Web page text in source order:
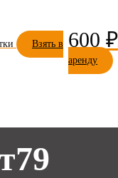
Взять в 600 ₽
аренду